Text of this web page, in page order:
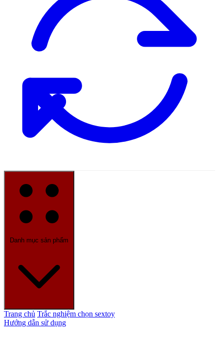
Danh mục sản phẩm
Trang chủ Trắc nghiệm chọn sextoy
Hướng dẫn sử dụng